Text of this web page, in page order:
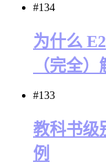
#134
为什么
（完全
#133
教科书级
例